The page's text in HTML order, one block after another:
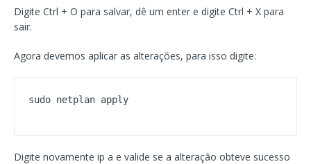
Digite Ctrl + O para salvar, dê um enter e digite Ctrl + X para
sair.
Agora devemos aplicar as alterações, para isso digite:
sudo netplan apply
Digite novamente ip a e valide se a alteração obteve sucesso